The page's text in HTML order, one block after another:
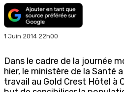
1 Juin 2014 22h00
Dans le cadre de la journée
hier, le ministère de la Santé
travail au Gold Crest Hôtel à